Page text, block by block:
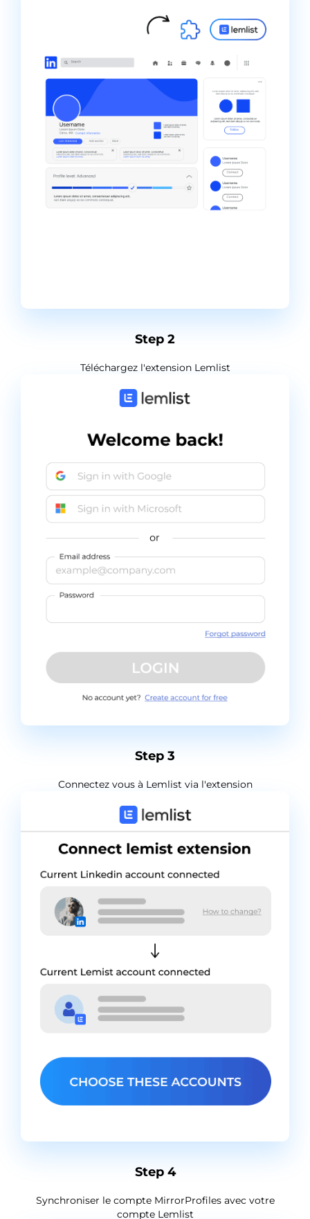
Step 2
Téléchargez l'extension Lemlist
Step 3
Connectez vous à Lemlist via l'extension
Step 4
Synchroniser le compte MirrorProfiles avec votre
compte Lemlist